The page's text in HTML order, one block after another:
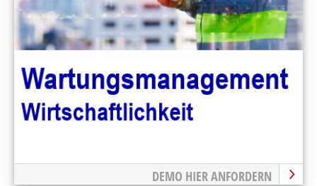
DEMO HIER ANFORDERN